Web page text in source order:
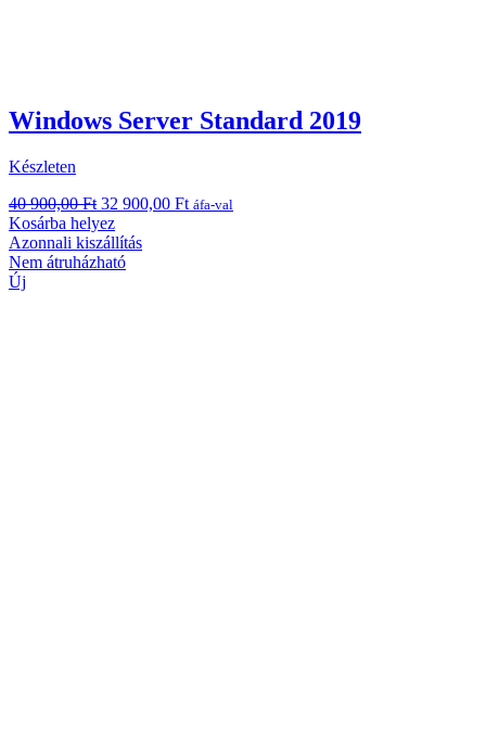
Windows Server Standard 2019
Készleten
40 900,00Ft Original
price
was:
40
32 900,00 FtCurrent
áfa-val
Kosárba helyez
Azonnali kiszállítás
Nem átruházható
Új